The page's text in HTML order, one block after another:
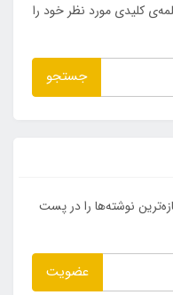
کلیدی مورد نظر خود را
جستجو
نوشته‌ها را در پست
عضویت